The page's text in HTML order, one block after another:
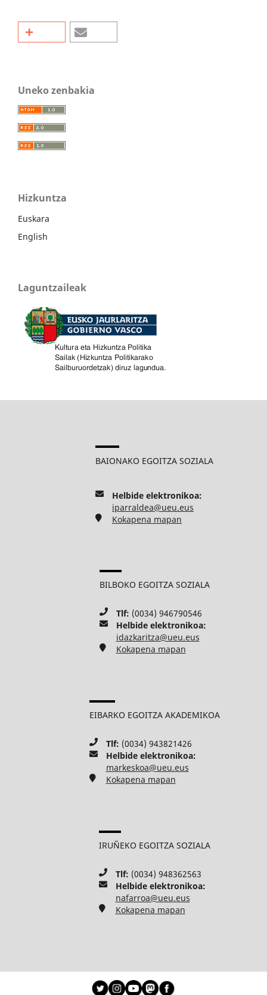
Uneko zenbakia
Hizkuntza
Euskara
English
Laguntzaileak
BAIONAKO EGOITZA SOZIALA
Helbide elektronikoa:
iparraldea@ueu.eus
Kokapena mapan
BILBOKO EGOITZA SOZIALA
Tlf: (0034) 946790546
Helbide elektronikoa:
idazkaritza@ueu.eus
Kokapena mapan
EIBARKO EGOITZA AKADEMIKOA
Tlf: (0034) 943821426
Helbide elektronikoa:
markeskoa@ueu.eus
Kokapena mapan
IRUÑEKO EGOITZA SOZIALA
Tlf: (0034) 948362563
Helbide elektronikoa:
nafarroa@ueu.eus
Kokapena mapan